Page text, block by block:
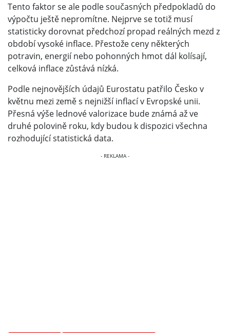
Tento faktor se ale podle současných předpokladů do
výpočtu ještě nepromítne. Nejprve se totiž musí
statisticky dorovnat předchozí propad reálných mezd z
období vysoké inflace. Přestože ceny některých
potravin, energií nebo pohonných hmot dál kolísají,
celková inflace zůstává nízká.
Podle nejnovějších údajů Eurostatu patřilo Česko v
květnu mezi země s nejnižší inflací v Evropské unii.
Přesná výše lednové valorizace bude známá až ve
druhé polovině roku, kdy budou k dispozici všechna
rozhodující statistická data.